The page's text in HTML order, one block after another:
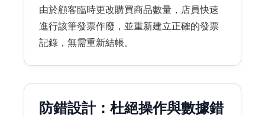
由於顧客臨時更改購買商品數量，店員快速
進行該筆發票作廢，並重新建立正確的發票
記錄，無需重新結帳。
防錯設計：杜絕操作與數據錯